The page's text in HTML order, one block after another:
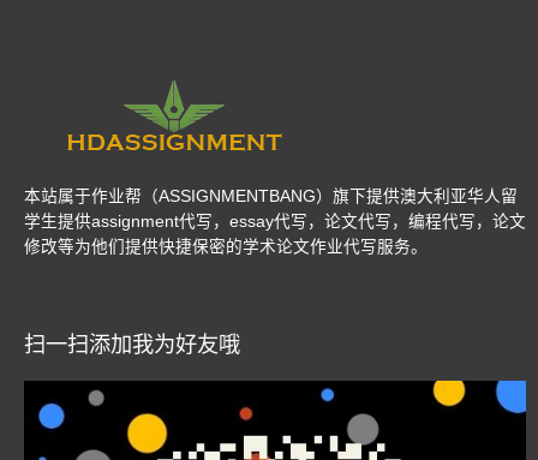
本站属于作业帮（ASSIGNMENTBANG）旗下提供澳大利亚华人留
学生提供assignment代写，essay代写，论文代写，编程代写，论文
修改等为他们提供快捷保密的学术论文作业代写服务。
扫一扫添加我为好友哦